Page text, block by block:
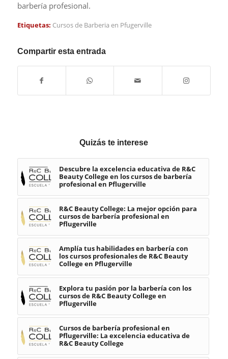
barbería profesional.
Etiquetas: Cursos de Barberia en Pfugerville
Compartir esta entrada
Quizás te interese
Descubre la excelencia educativa de R&C
Beauty College en los cursos de barbería
profesional en Pflugerville
R&C Beauty College: La mejor opción para
cursos de barbería profesional en
Pflugerville
Amplía tus habilidades en barbería con
los cursos profesionales de R&C Beauty
College en Pflugerville
Explora tu pasión por la barbería con los
cursos de R&C Beauty College en
Pflugerville
Cursos de barbería profesional en
Pflugerville: La excelencia educativa de
R&C Beauty College